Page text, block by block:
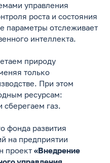
управления
роста и состояния
параметры отслеживает
интеллекта.
природу
только
При этом
ресурсам:
сберегаем газ.
фонда развития
на предприятии
проект «Внедрение